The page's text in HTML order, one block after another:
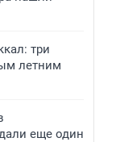
три
летним
еще один